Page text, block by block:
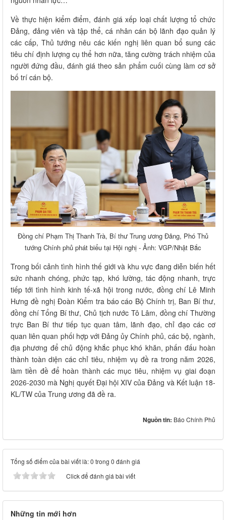
Về thực hiện kiểm điểm, đánh giá xếp loại chất lượng tổ chức
Đảng, đảng viên và tập thể, cá nhân cán bộ lãnh đạo quản lý
các cấp, Thủ tướng nêu các kiến nghị liên quan bổ sung các
tiêu chí định lượng cụ thể hơn nữa, tăng cường trách nhiệm của
người đứng đầu, đánh giá theo sản phẩm cuối cùng làm cơ sở
bố trí cán bộ.
Đồng chí Phạm Thị Thanh Trà, Bí thư Trung ương Đảng, Phó Thủ
tướng Chính phủ phát biểu tại Hội nghị - Ảnh: VGP/Nhật Bắc
Trong bối cảnh tình hình thế giới và khu vực đang diễn biến hết
sức nhanh chóng, phức tạp, khó lường, tác động nhanh, trực
tiếp tới tình hình kinh tế-xã hội trong nước, đồng chí Lê Minh
Hưng đề nghị Đoàn Kiểm tra báo cáo Bộ Chính trị, Ban Bí thư,
đồng chí Tổng Bí thư, Chủ tịch nước Tô Lâm, đồng chí Thường
trực Ban Bí thư tiếp tục quan tâm, lãnh đạo, chỉ đạo các cơ
quan liên quan phối hợp với Đảng ủy Chính phủ, các bộ, ngành,
địa phương để chủ động khắc phục khó khăn, phấn đấu hoàn
thành toàn diện các chỉ tiêu, nhiệm vụ đề ra trong năm 2026,
làm tiền đề để hoàn thành các mục tiêu, nhiệm vụ giai đoạn
2026-2030 mà Nghị quyết Đại hội XIV của Đảng và Kết luận 18-
KL/TW của Trung ương đã đề ra.
Nguồn tin: Báo Chính Phủ
Tổng số điểm của bài viết là: 0 trong 0 đánh giá
Click để đánh giá bài viết
Những tin mới hơn